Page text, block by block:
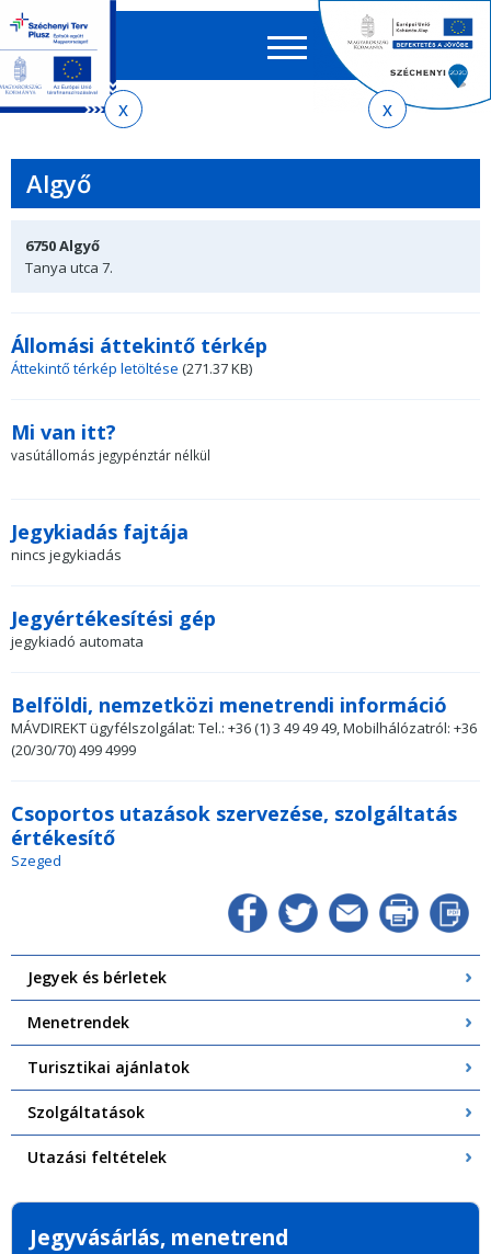
menetrendkeresőhöz
almenühöz
tartalomra
oldaltérképre
EN HU
űrlap
Algyő
6750Algyő
Tanya utca 7.
Állomási áttekintő térkép
Áttekintő térkép letöltése (271.37 KB)
Mi van itt?
vasútállomás jegypénztár nélkül
Jegykiadás fajtája
nincs jegykiadás
Jegyértékesítési gép
jegykiadó automata
Belföldi, nemzetközi menetrendi információ
MÁVDIREKT ügyfélszolgálat: Tel.: +36 (1) 3 49 49 49, Mobilhálózatról: +36
(20/30/70) 499 4999
Csoportos utazások szervezése, szolgáltatás
értékesítő
Szeged
Jegyek és bérletek
Menetrendek
Turisztikai ajánlatok
Szolgáltatások
Utazási feltételek
Jegyvásárlás, menetrend